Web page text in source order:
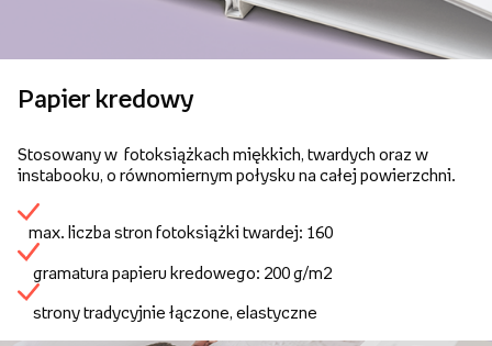
Papier kredowy
Stosowany w fotoksiążkach miękkich, twardych oraz w
instabooku, o równomiernym połysku na całej powierzchni.
max. liczba stron fotoksiążki twardej: 160
gramatura papieru kredowego: 200 g/m2
strony tradycyjnie łączone, elastyczne